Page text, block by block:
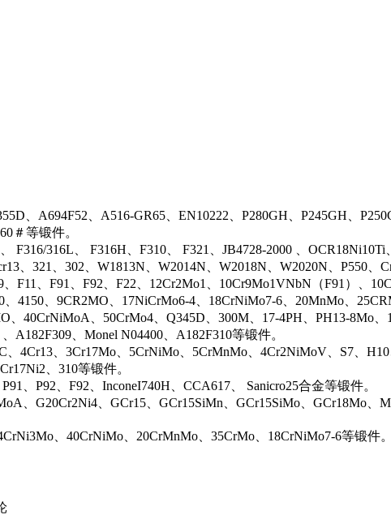
、A694F52、A516-GR65、EN10222、P280GH、P245GH、
＃等锻件。
F316/316L、 F316H、F310、 F321、JB4728-2000 、
、321、302、W1813N、W2014N、W2018N、W2020N、P550、
F11、F91、F92、F22、12Cr2Mo1、10Cr9Mo1VNbN（F91）、
、4150、9CR2MO、17NiCrMo6-4、18CrNiMo7-6、20MnMo、
、40CrNiMoA、50CrMo4、Q345D、300M、17-4PH、PH13-8Mo、
A182F309、Monel N04400、A182F310等锻件。
、4Cr13、3Cr17Mo、5CrNiMo、5CrMnMo、4Cr2NiMoV、S7、
、310等锻件。
、P92、F92、InconeI740H、CCA617、 Sanicro25合金等锻件。
、G20Cr2Ni4、GCr15、GCr15SiMn、GCr15SiMo、GCr18Mo、
、40CrNiMo、20CrMnMo、35CrMo、18CrNiMo7-6等锻件。